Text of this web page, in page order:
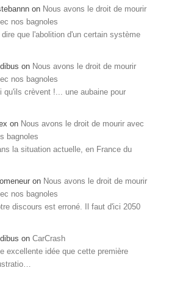
on Nous avons le droit de mourir
nos bagnoles
dire que l'abolition d'un certain système
on Nous avons le droit de mourir
nos bagnoles
qu'ils crèvent !... une aubaine pour
on Nous avons le droit de mourir avec
bagnoles
la situation actuelle, en France du
on Nous avons le droit de mourir
nos bagnoles
discours est erroné. Il faut d'ici 2050
on CarCrash
excellente idée que cette première